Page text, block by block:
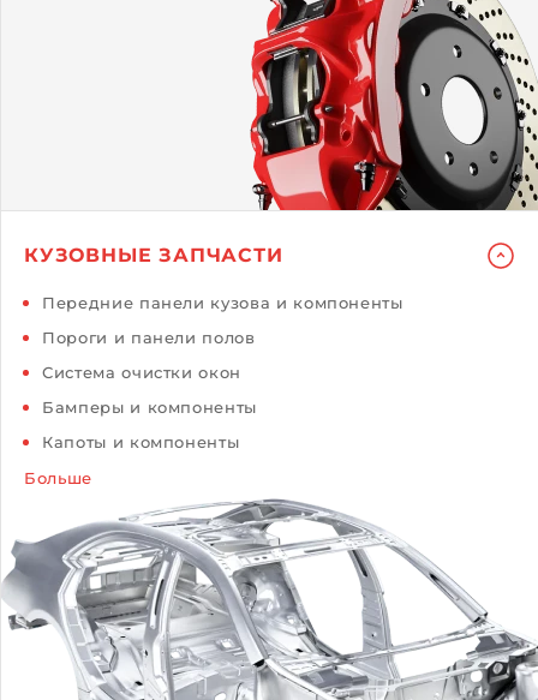
КУЗОВНЫЕ ЗАПЧАСТИ
Передние панели кузова и компоненты
Пороги и панели полов
Система очистки окон
Бамперы и компоненты
Капоты и компоненты
Больше